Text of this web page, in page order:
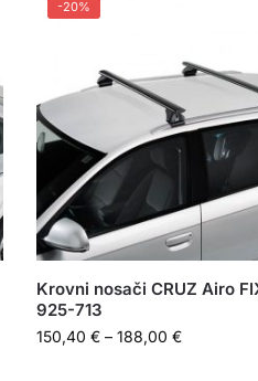
-20%
Krovni nosači CRUZ Airo
925-713
150,40 € – 188,00 €